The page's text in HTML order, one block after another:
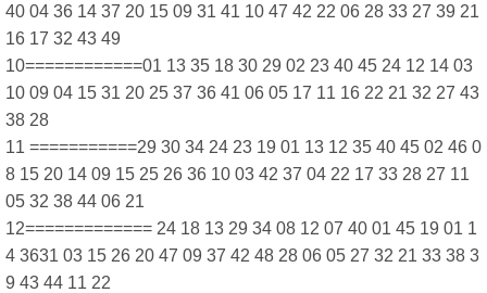
40 04 36 14 37 20 15 09 31 41 10 47 42 22 06 28 33 27 39 21
16 17 32 43 49
10============01 13 35 18 30 29 02 23 40 45 24 12 14 03
10 09 04 15 31 20 25 37 36 41 06 05 17 11 16 22 21 32 27 43
38 28
11 ===========29 30 34 24 23 19 01 13 12 35 40 45 02 46 0
8 15 20 14 09 15 25 26 36 10 03 42 37 04 22 17 33 28 27 11
05 32 38 44 06 21
12============= 24 18 13 29 34 08 12 07 40 01 45 19 01 1
4 3631 03 15 26 20 47 09 37 42 48 28 06 05 27 32 21 33 38 3
9 43 44 11 22